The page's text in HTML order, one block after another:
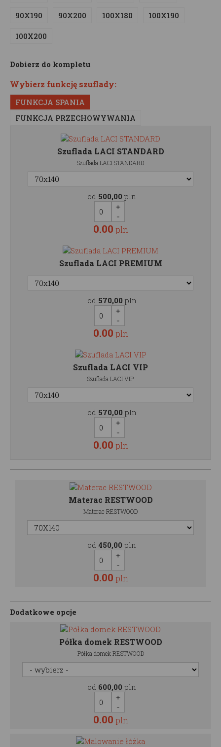
90X190 90X200 100X180 100X190
100X200
Dobierz do kompletu
Wybierz funkcję szuflady:
FUNKCJA SPANIA
FUNKCJA PRZECHOWYWANIA
Szuflada LACI STANDARD
Szuflada LACI STANDARD
od 500,00 pln
0.00 pln
Szuflada LACI PREMIUM
od 570,00 pln
0.00 pln
Szuflada LACI VIP
Szuflada LACI VIP
od 570,00 pln
0.00 pln
Materac RESTWOOD
Materac RESTWOOD
od 450,00 pln
0.00 pln
Dodatkowe opcje
Półka domek RESTWOOD
Półka domek RESTWOOD
od 600,00 pln
0.00 pln